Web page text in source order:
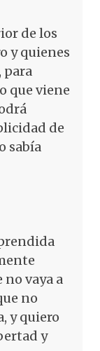
de los
y quienes
para
que viene
de
sabía
no vaya a
no
y quiero
y